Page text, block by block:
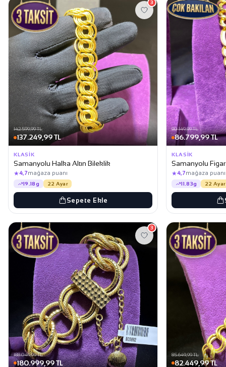
142.599,99 TL
137.249,99 TL
3
KLASIK
Samanyolu Halka Altın Bileklik
★4,7mağaza puanı
19.18g 22 Ayar
Sepete Ekle
90.149,99 TL
86.799,99 TL
KLASIK
Samanyolu
★4,7mağaza puanı
11.83g 22 Ayar
188.049,99 TL
180.999,99 TL
3
85.649,99 TL
82.449,99 TL